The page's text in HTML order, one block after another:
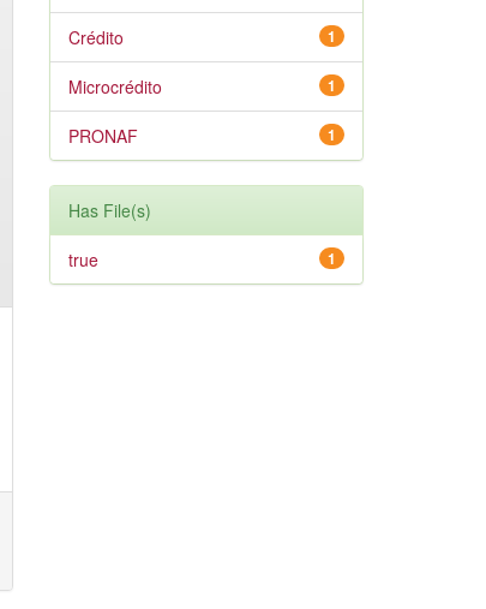
1
Crédito
1
Microcrédito
1
PRONAF
Has File(s)
1
true